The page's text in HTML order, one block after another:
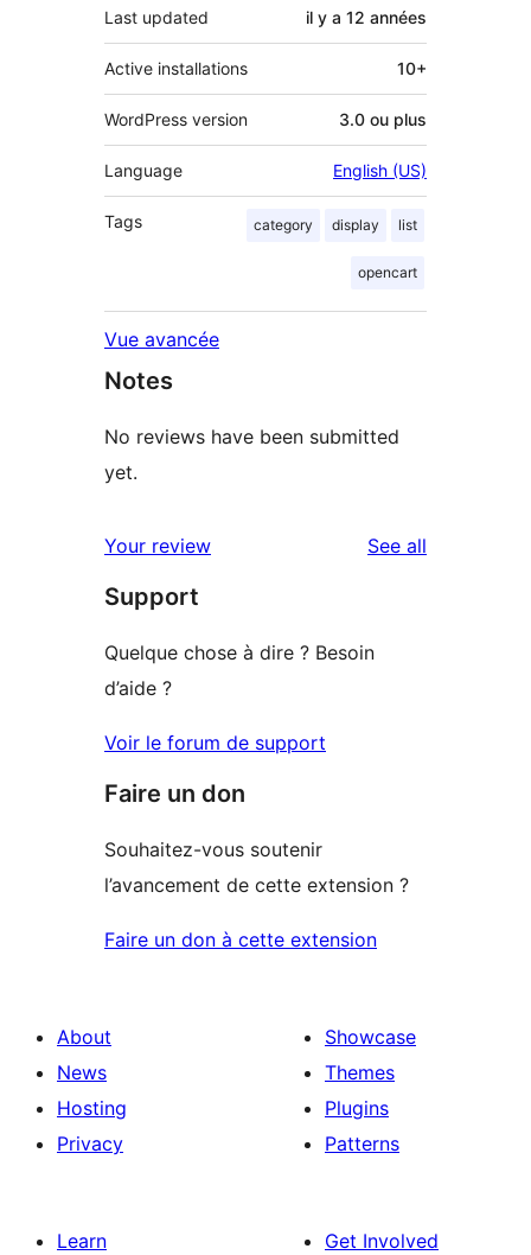
Last updated il y a 12 années
Active installations 10+
WordPress version 3.0 ou plus
Language English (US)
Tags category display list
opencart
Vue avancée
Notes
No reviews have been submitted
yet.
Your review See all
Support
Quelque chose à dire ? Besoin
d’aide ?
Voir le forum de support
Faire un don
Souhaitez-vous soutenir
l’avancement de cette extension ?
Faire un don à cette extension
About
News
Hosting
Privacy
Showcase
Themes
Plugins
Patterns
Learn
Get Involved